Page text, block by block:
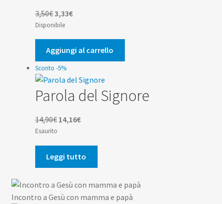
3,50€ Il
prezzo
originale
era:
3,50€.
3,33€Il
attuale
è:
3,33€.
Disponibile
Aggiungi al carrello
Sconto -5%
Parola del Signore
14,90€ Il
originale
era:
14,90€.
14,16€Il
attuale
è:
14,16€.
Esaurito
Leggi tutto
Incontro a Gesù con mamma e papà